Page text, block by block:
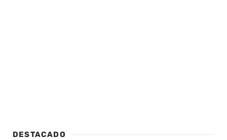
DESTACADO